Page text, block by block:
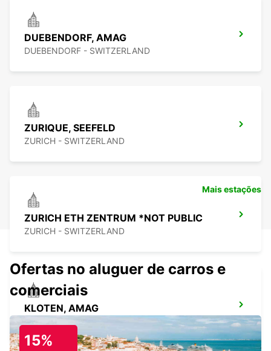
DUEBENDORF, AMAG
DUEBENDORF - SWITZERLAND
ZURIQUE, SEEFELD
ZURICH - SWITZERLAND
ZURICH ETH ZENTRUM *NOT PUBLIC
ZURICH - SWITZERLAND
KLOTEN, AMAG
KLOTEN - SWITZERLAND
Mais estações
Ofertas no aluguer de carros e
comerciais
15%